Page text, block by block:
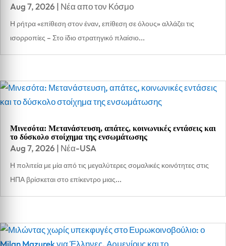
Aug 7, 2026 | Νέα απο τον Κόσμο
Η ρήτρα «επίθεση στον έναν, επίθεση σε όλους» αλλάζει τις
ισορροπίες – Στο ίδιο στρατηγικό πλαίσιο...
Μινεσότα: Μετανάστευση, απάτες, κοινωνικές εντάσεις και
το δύσκολο στοίχημα της ενσωμάτωσης
Aug 7, 2026 | Νέα-USA
Η πολιτεία με μία από τις μεγαλύτερες σομαλικές κοινότητες στις
ΗΠΑ βρίσκεται στο επίκεντρο μιας...